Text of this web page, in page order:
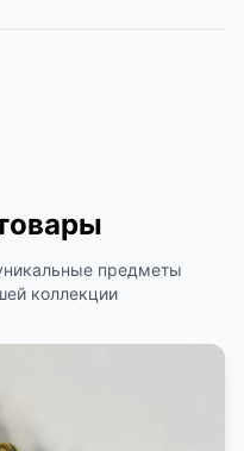
предметы
коллекции